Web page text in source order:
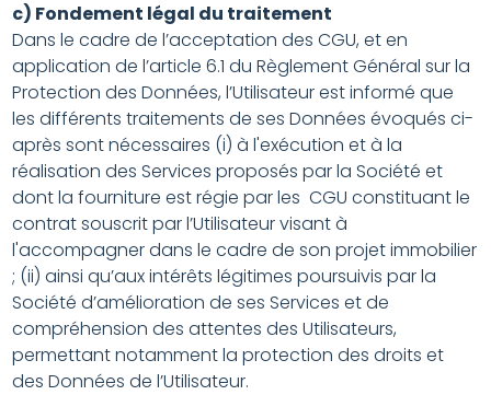
c) Fondement légal du traitement
Dans le cadre de l’acceptation des CGU, et en
application de l’article 6.1 du Règlement Général sur la
Protection des Données, l’Utilisateur est informé que
les différents traitements de ses Données évoqués ci-
après sont nécessaires (i) à l'exécution et à la
réalisation des Services proposés par la Société et
dont la fourniture est régie par les CGU constituant le
contrat souscrit par l’Utilisateur visant à
l'accompagner dans le cadre de son projet immobilier
; (ii) ainsi qu’aux intérêts légitimes poursuivis par la
Société d’amélioration de ses Services et de
compréhension des attentes des Utilisateurs,
permettant notamment la protection des droits et
des Données de l’Utilisateur.